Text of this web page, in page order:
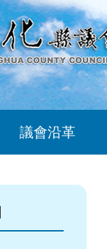
議會沿革